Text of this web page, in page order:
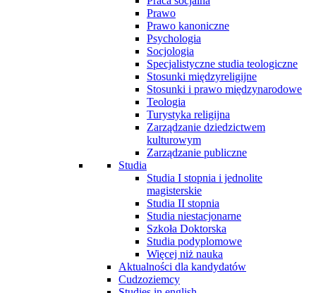
Prawo
Prawo kanoniczne
Psychologia
Socjologia
Specjalistyczne studia teologiczne
Stosunki międzyreligijne
Stosunki i prawo międzynarodowe
Teologia
Turystyka religijna
Zarządzanie dziedzictwem
kulturowym
Zarządzanie publiczne
Studia
Studia I stopnia i jednolite
magisterskie
Studia II stopnia
Studia niestacjonarne
Szkoła Doktorska
Studia podyplomowe
Więcej niż nauka
Aktualności dla kandydatów
Cudzoziemcy